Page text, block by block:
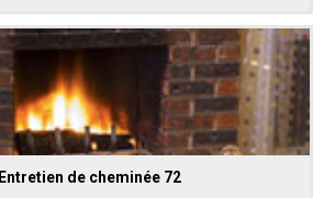
Entretien de cheminée 72